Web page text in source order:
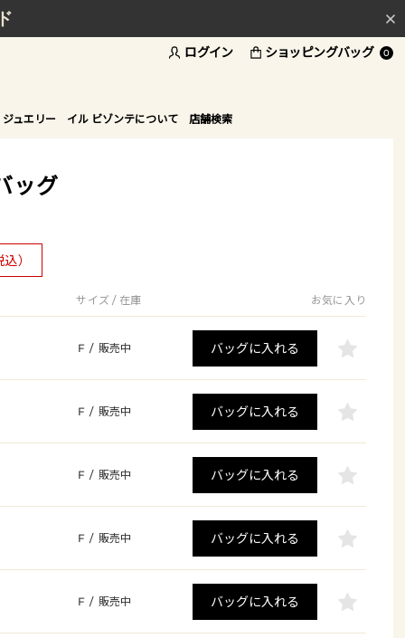
ログイン ショッピングバッグ 0
ュエリー イル ビゾンテについて 店舗検索
ッグ
）
サイズ / 在庫 お気に入り
F / 販売中 バッグに入れる
F / 販売中 バッグに入れる
F / 販売中 バッグに入れる
F / 販売中 バッグに入れる
F / 販売中 バッグに入れる